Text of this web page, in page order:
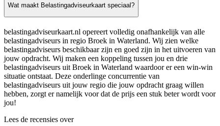
Wat maakt Belastingadviseurkaart speciaal?
belastingadviseurkaart.nl opereert volledig onafhankelijk van alle
belastingadviseurs in regio Broek in Waterland. Wij zien welke
belastingadviseurs beschikbaar zijn en goed zijn in het uitvoeren van
jouw opdracht. Wij maken een koppeling tussen jou en drie
belastingadviseurs uit Broek in Waterland waardoor er een win-win
situatie ontstaat. Deze onderlinge concurrentie van
belastingadviseurs uit jouw regio die jouw opdracht graag willen
hebben, zorgt er namelijk voor dat de prijs een stuk beter wordt voor
jou!
Lees de recensies over